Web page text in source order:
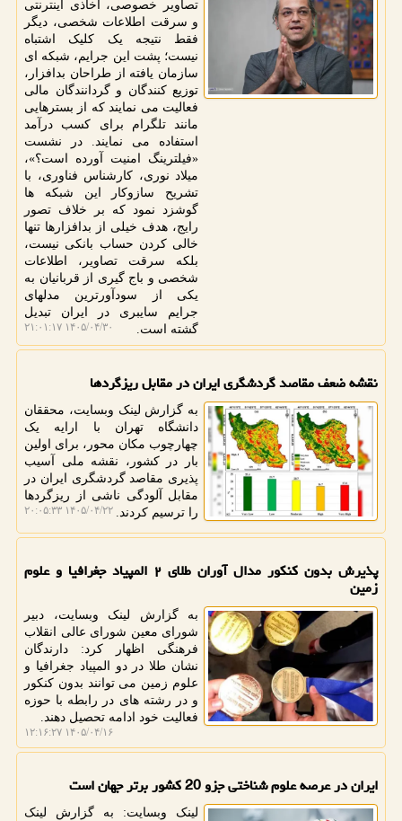
تصاویر خصوصی، اخاذی اینترنتی
و سرقت اطلاعات شخصی، دیگر
فقط نتیجه یک کلیک اشتباه
نیست؛ پشت این جرایم، شبکه ای
سازمان یافته از طراحان بدافزار،
توزیع کنندگان و گردانندگان مالی
فعالیت می نمایند که از بسترهایی
مانند تلگرام برای کسب درآمد
استفاده می نمایند. در نشست
«فیلترینگ امنیت آورده است؟»،
میلاد نوری، کارشناس فناوری، با
تشریح سازوکار این شبکه ها
گوشزد نمود که بر خلاف تصور
رایج، هدف خیلی از بدافزارها تنها
خالی کردن حساب بانکی نیست،
بلکه سرقت تصاویر، اطلاعات
شخصی و باج گیری از قربانیان به
یکی از سودآورترین مدلهای
جرایم سایبری در ایران تبدیل
گشته است.
۱۴۰۵/۰۴/۳۰ ۲۱:۰۱:۱۷
نقشه ضعف مقاصد گردشگری ایران در مقابل ریزگردها
به گزارش لینک وبسایت، محققان
دانشگاه تهران با ارایه یک
چهارچوب مکان محور، برای اولین
بار در کشور، نقشه ملی آسیب
پذیری مقاصد گردشگری ایران در
مقابل آلودگی ناشی از ریزگردها
را ترسیم کردند. ۱۴۰۵/۰۴/۲۲ ۲۰:۰۵:۳۳
پذیرش بدون کنکور مدال آوران طلای ۲ المپیاد جغرافیا و علوم
زمین
به گزارش لینک وبسایت، دبیر
شورای معین شورای عالی انقلاب
فرهنگی اظهار کرد: دارندگان
نشان طلا در دو المپیاد جغرافیا و
علوم زمین می توانند بدون کنکور
و در رشته های در رابطه با حوزه
فعالیت خود ادامه تحصیل دهند.
۱۴۰۵/۰۴/۱۶ ۱۲:۱۶:۲۷
ایران در عرصه علوم شناختی جزو 20 کشور برتر جهان است
لینک وبسایت: به گزارش لینک